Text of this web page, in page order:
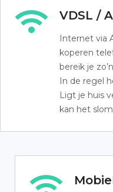
VDSL /
Internet via
koperen
bereik je
In de regel
Ligt je huis
kan het